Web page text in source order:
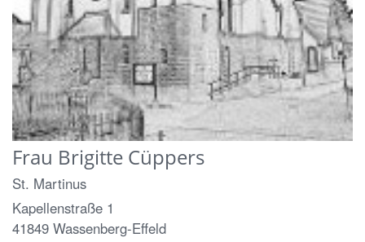
Frau Brigitte Cüppers
St. Martinus
Kapellenstraße 1
41849 Wassenberg-Effeld